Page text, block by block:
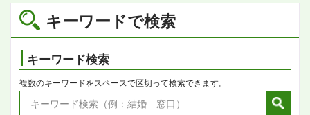
キーワードで検索
キーワード検索
複数のキーワードをスペースで区切って検索できます。